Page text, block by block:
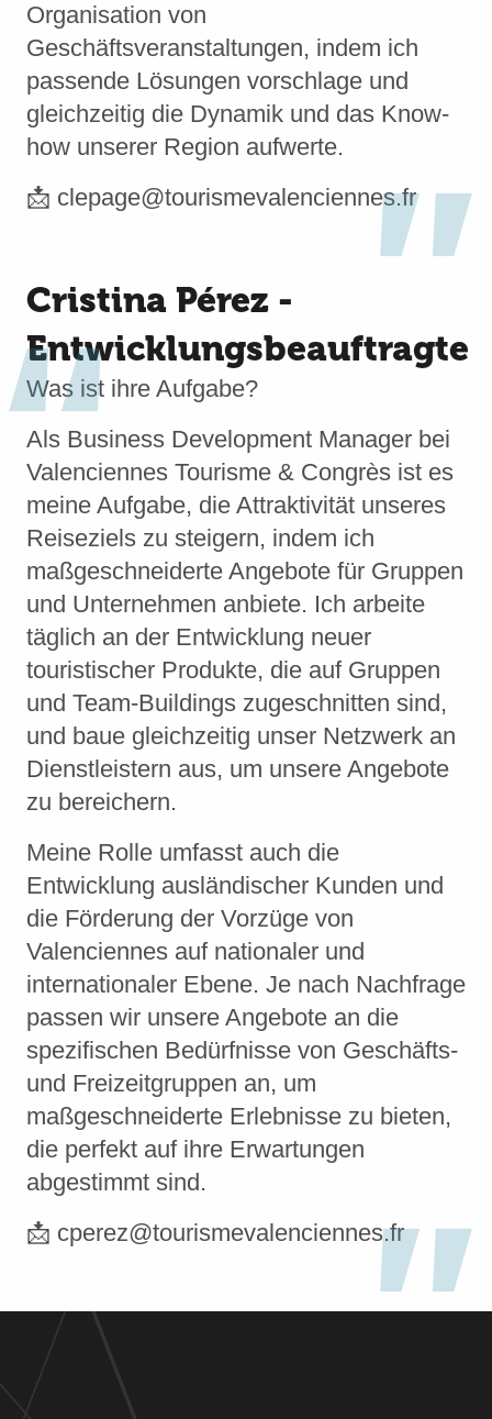
Organisation von
Geschäftsveranstaltungen, indem ich
passende Lösungen vorschlage und
gleichzeitig die Dynamik und das Know-
how unserer Region aufwerte.
📩 clepage@tourismevalenciennes.fr
Cristina Pérez -
Entwicklungsbeauftragte
Was ist ihre Aufgabe?
Als Business Development Manager bei
Valenciennes Tourisme & Congrès ist es
meine Aufgabe, die Attraktivität unseres
Reiseziels zu steigern, indem ich
maßgeschneiderte Angebote für Gruppen
und Unternehmen anbiete. Ich arbeite
täglich an der Entwicklung neuer
touristischer Produkte, die auf Gruppen
und Team-Buildings zugeschnitten sind,
und baue gleichzeitig unser Netzwerk an
Dienstleistern aus, um unsere Angebote
zu bereichern.
Meine Rolle umfasst auch die
Entwicklung ausländischer Kunden und
die Förderung der Vorzüge von
Valenciennes auf nationaler und
internationaler Ebene. Je nach Nachfrage
passen wir unsere Angebote an die
spezifischen Bedürfnisse von Geschäfts-
und Freizeitgruppen an, um
maßgeschneiderte Erlebnisse zu bieten,
die perfekt auf ihre Erwartungen
abgestimmt sind.
📩 cperez@tourismevalenciennes.fr